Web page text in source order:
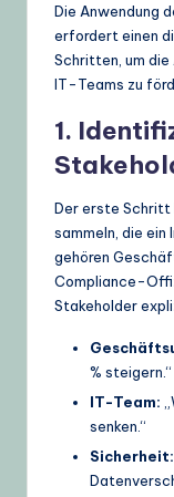
Die Anwendung
erfordert einen
Schritten, um
IT-Teams zu
1.
Der erste Schritt
sammeln, die ein
gehören
Compliance-
Stakeholder
% steigern.“
IT-Team:
senken.“
Sicherheit: